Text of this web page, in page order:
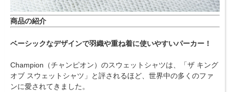
商品の紹介
ベーシックなデザインで羽織や重ね着に使いやすいパーカー！
Champion（チャンピオン）のスウェットシャツは、「ザ キング
オブ スウェットシャツ」と評されるほど、世界中の多くのファ
ンに愛されてきました。